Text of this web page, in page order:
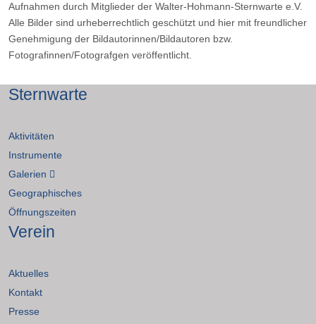
Aufnahmen durch Mitglieder der Walter-Hohmann-Sternwarte e.V.
Alle Bilder sind urheberrechtlich geschützt und hier mit freundlicher
Genehmigung der Bildautorinnen/Bildautoren bzw.
Fotografinnen/Fotografgen veröffentlicht.
Sternwarte
Aktivitäten
Instrumente
Galerien
Geographisches
Öffnungszeiten
Verein
Aktuelles
Kontakt
Presse